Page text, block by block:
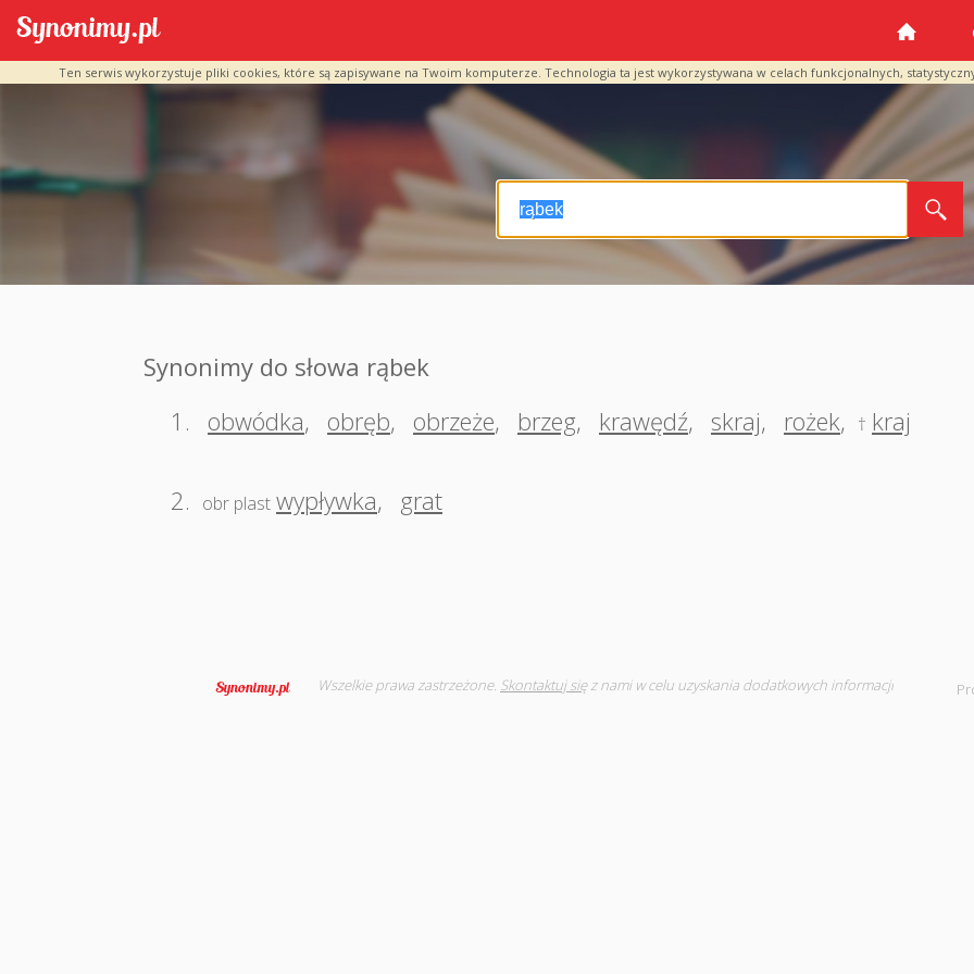
Ten serwis wykorzystuje pliki cookies, które są zapisywane na Twoim komputerze. Technologia ta jest wykorzystywana w celach funkcjonalnych,
Synonimy do słowa rąbek
1.
obwódka, obręb, obrzeże, brzeg, krawędź, skraj, rożek, † kraj
2. obr plast wypływka, grat
Wszelkie prawa zastrzeżone. Skontaktuj sięz nami w celu uzyskania dodatkowych informacji